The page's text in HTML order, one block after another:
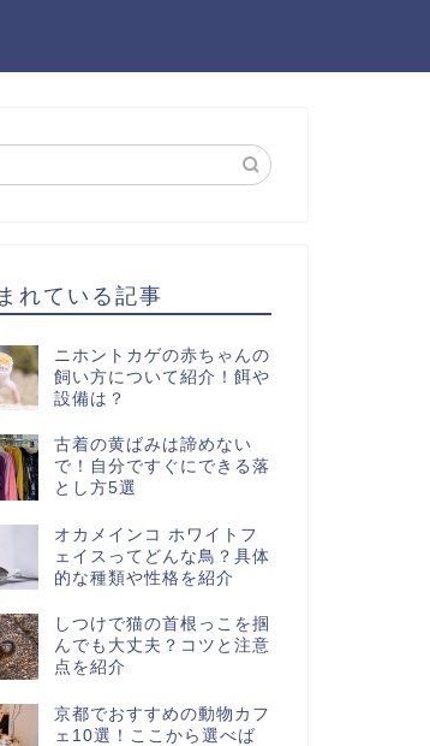
れている記事
ニホントカゲの赤ちゃんの
飼い方について紹介！餌や
設備は？
古着の黄ばみは諦めない
で！自分ですぐにできる落
とし方5選
オカメインコ ホワイトフ
ェイスってどんな鳥？具体
的な種類や性格を紹介
しつけで猫の首根っこを掴
んでも大丈夫？コツと注意
点を紹介
京都でおすすめの動物カフ
ェ10選！ここから選べば